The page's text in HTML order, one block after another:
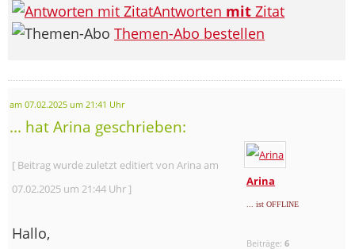
Antworten mit Zitat
Themen-Abo bestellen
am 07.02.2025 um 21:41 Uhr
... hat Arina geschrieben:
Arina
... ist OFFLINE
Beiträge:6
[ Beitrag wurde zuletzt editiert von Arina am
07.02.2025 um 21:44 Uhr ]
Hallo,